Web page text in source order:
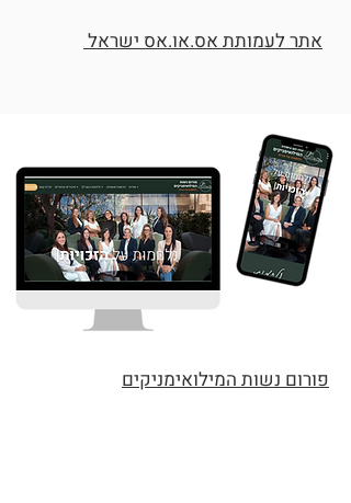
אתר לעמותת אס.או.אס ישראל
פורום נשות המילואימניקים